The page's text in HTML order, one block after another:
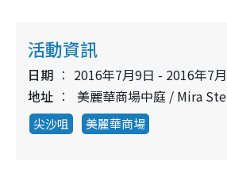
活動資訊
日期
2016年7月9日 - 2016年7
地址
美麗華商場中庭 / Mira
尖沙咀 美麗華商場